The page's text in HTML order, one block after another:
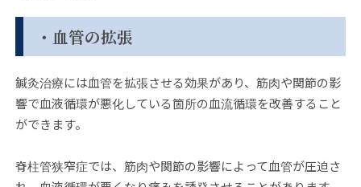
・血管の拡張
鍼灸治療には血管を拡張させる効果があり、筋肉や関節の影
響で血液循環が悪化している箇所の血流循環を改善すること
ができます。
脊柱管狭窄症では、筋肉や関節の影響によって血管が圧迫さ